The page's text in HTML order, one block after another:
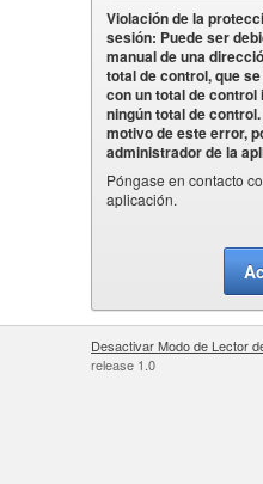
Violación de la
sesión: Puede ser
manual de una
total de control, que
con un total de
ningún total de
motivo de este error,
administrador de la
Póngase en contacto
aplicación.
Desactivar Modo de Lector
release 1.0